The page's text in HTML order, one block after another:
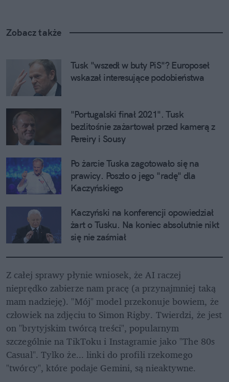
Zobacz także
Tusk "wszedł w buty PiS"? Europoseł
wskazał interesujące podobieństwa
"Portugalski finał 2021". Tusk
bezlitośnie zażartował przed kamerą z
Pereiry i Sousy
Po żarcie Tuska zagotowało się na
prawicy. Poszło o jego "radę" dla
Kaczyńskiego
Kaczyński na konferencji opowiedział
żart o Tusku. Na koniec absolutnie nikt
się nie zaśmiał
Z całej sprawy płynie wniosek, że AI raczej
nieprędko zabierze nam pracę (a przynajmniej taką
mam nadzieję). "Mój" model przekonuje bowiem, że
człowiek na zdjęciu to Simon Rigby. Twierdzi, że jest
on "brytyjskim twórcą treści", popularnym
szczególnie na TikToku i Instagramie jako "The 80s
Casual". Tylko że... linki do profili rzekomego
"twórcy", które podaje Gemini, są nieaktywne.